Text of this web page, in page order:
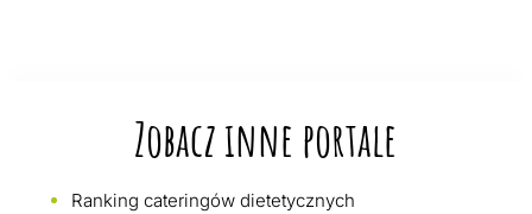
Zobacz inne portale
Ranking cateringów dietetycznych